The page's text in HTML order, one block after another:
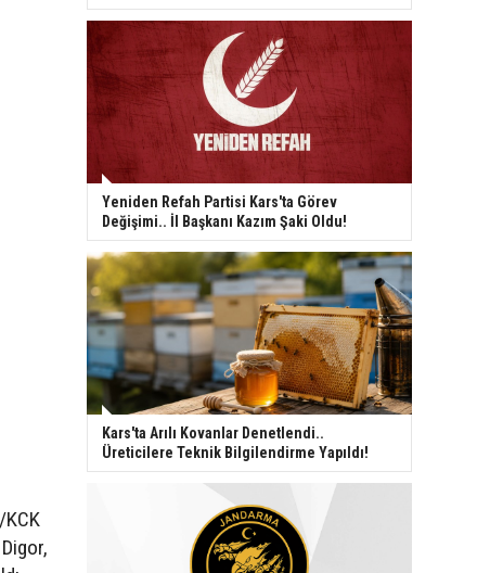
Yeniden Refah Partisi Kars'ta Görev
Değişimi.. İl Başkanı Kazım Şaki Oldu!
Kars'ta Arılı Kovanlar Denetlendi..
Üreticilere Teknik Bilgilendirme Yapıldı!